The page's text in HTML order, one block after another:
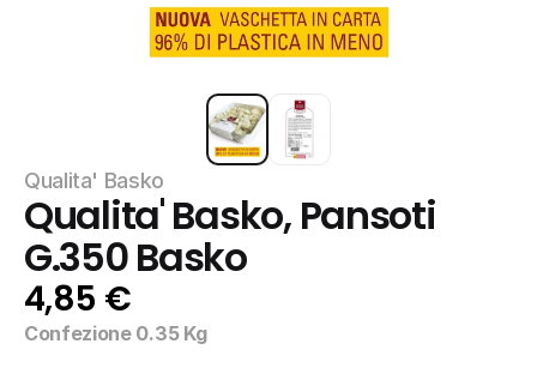
Qualita' Basko
Qualita' Basko, Pansoti
G.350 Basko
4,85 €
Confezione 0.35 Kg